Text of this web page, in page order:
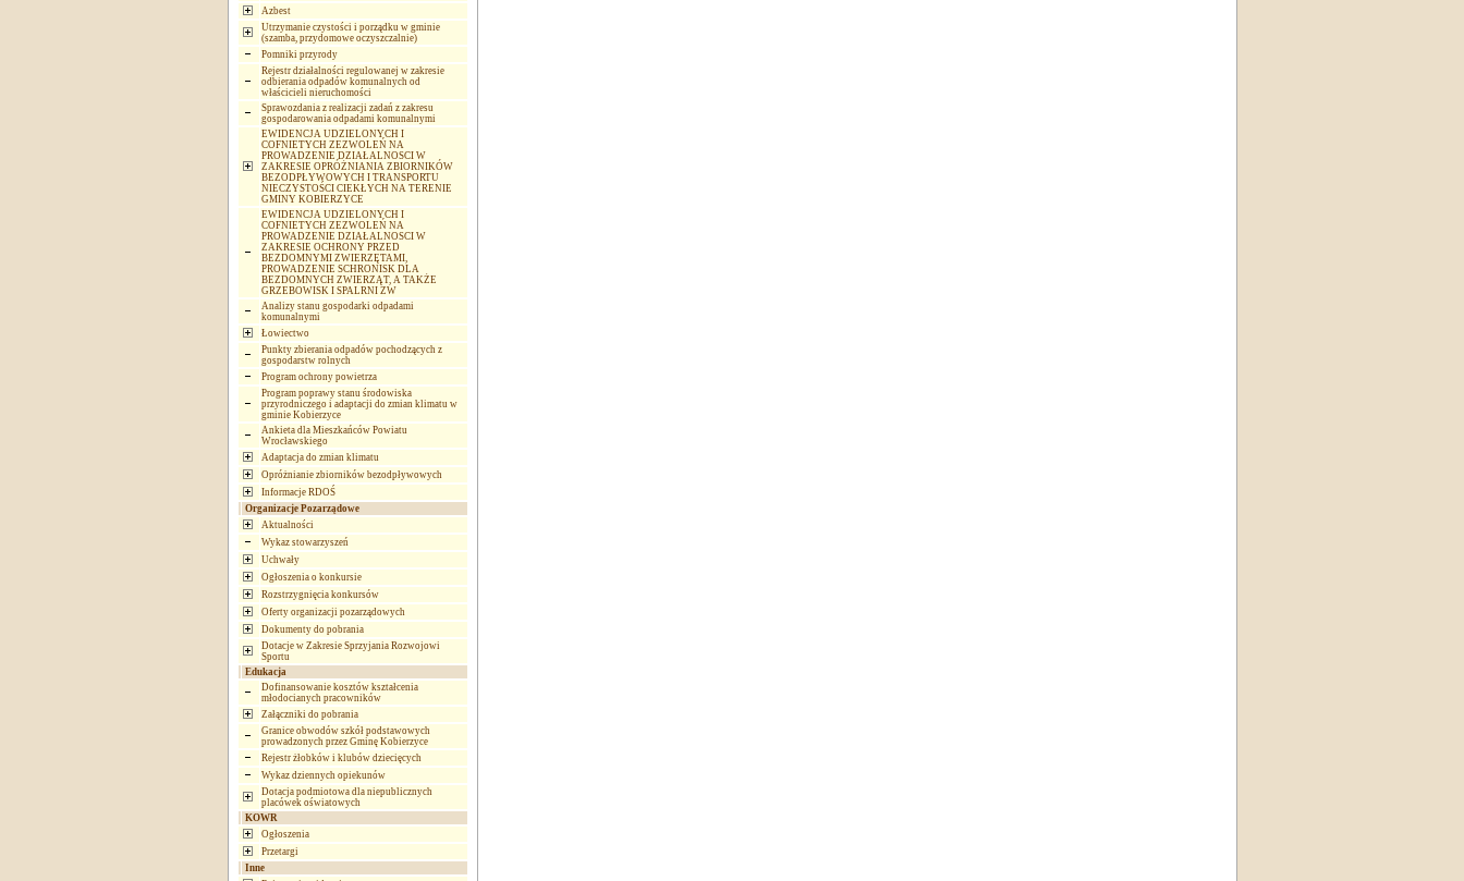
Azbest
Utrzymanie czystości i porządku w gminie
(szamba, przydomowe oczyszczalnie)
Pomniki przyrody
Rejestr działalności regulowanej w zakresie
odbierania odpadów komunalnych od
właścicieli nieruchomości
Sprawozdania z realizacji zadań z zakresu
gospodarowania odpadami komunalnymi
EWIDENCJA UDZIELONYCH I
COFNIETYCH ZEZWOLEŃ NA
PROWADZENIE DZIAŁALNOSCI W
ZAKRESIE OPRÓŻNIANIA ZBIORNIKÓW
BEZODPŁYWOWYCH I TRANSPORTU
NIECZYSTOŚCI CIEKŁYCH NA TERENIE
GMINY KOBIERZYCE
EWIDENCJA UDZIELONYCH I
COFNIETYCH ZEZWOLEŃ NA
PROWADZENIE DZIAŁALNOSCI W
ZAKRESIE OCHRONY PRZED
BEZDOMNYMI ZWIERZĘTAMI,
PROWADZENIE SCHRONISK DLA
BEZDOMNYCH ZWIERZĄT, A TAKŻE
GRZEBOWISK I SPALRNI ZW
Analizy stanu gospodarki odpadami
komunalnymi
Łowiectwo
Punkty zbierania odpadów pochodzących z
gospodarstw rolnych
Program ochrony powietrza
Program poprawy stanu środowiska
przyrodniczego i adaptacji do zmian klimatu w
gminie Kobierzyce
Ankieta dla Mieszkańców Powiatu
Wrocławskiego
Adaptacja do zmian klimatu
Opróżnianie zbiorników bezodpływowych
Informacje RDOŚ
Organizacje Pozarządowe
Aktualności
Wykaz stowarzyszeń
Uchwały
Ogłoszenia o konkursie
Rozstrzygnięcia konkursów
Oferty organizacji pozarządowych
Dokumenty do pobrania
Dotacje w Zakresie Sprzyjania Rozwojowi
Sportu
Edukacja
Dofinansowanie kosztów kształcenia
młodocianych pracowników
Załączniki do pobrania
Granice obwodów szkół podstawowych
prowadzonych przez Gminę Kobierzyce
Rejestr żłobków i klubów dziecięcych
Wykaz dziennych opiekunów
Dotacja podmiotowa dla niepublicznych
placówek oświatowych
KOWR
Ogłoszenia
Przetargi
Inne